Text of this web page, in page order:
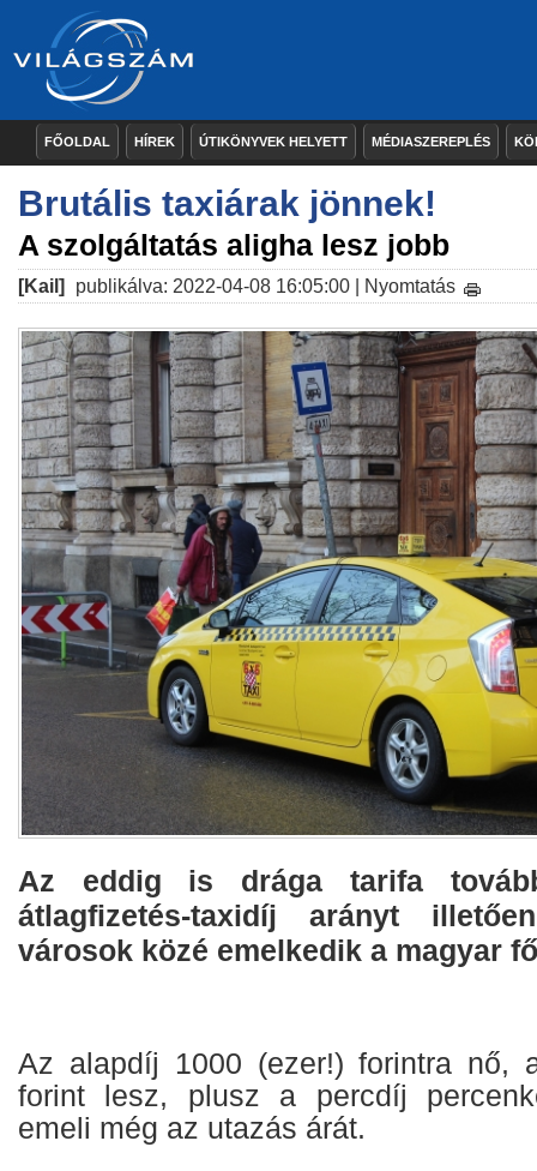
FŐOLDAL HÍREK ÚTIKÖNYVEK HELYETT MÉDIASZEREPLÉS
Brutális taxiárak jönnek!
A szolgáltatás aligha lesz jobb
[Kail] publikálva: 2022-04-08 16:05:00 | Nyomtatás
Az eddig is drága tarifa
átlagfizetés-taxidíj arányt
városok közé emelkedik a magyar
Az alapdíj 1000 (ezer!) forintra nő,
forint lesz, plusz a percdíj
emeli még az utazás árát.